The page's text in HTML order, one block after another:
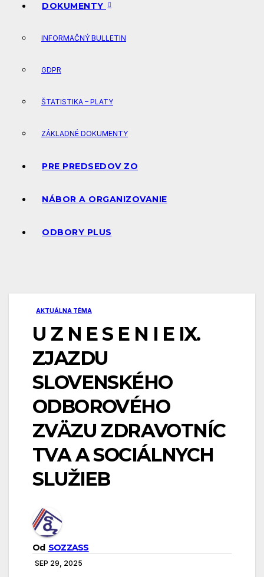
DOKUMENTY
INFORMAČNÝ BULLETIN
GDPR
ŠTATISTIKA – PLATY
ZÁKLADNÉ DOKUMENTY
PRE PREDSEDOV ZO
NÁBOR A ORGANIZOVANIE
ODBORY PLUS
AKTUÁLNA TÉMA
U Z N E S E N I E IX.
ZJAZDU
SLOVENSKÉHO
ODBOROVÉHO
ZVÄZU ZDRAVOTNÍC
TVA A SOCIÁLNYCH
SLUŽIEB
Od SOZZASS
SEP 29, 2025